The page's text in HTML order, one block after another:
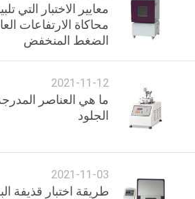
PRIVACY
POLICY
معايير الاختبار التي
محاكاة الارتفاعات
الضغط المنخفض
2021-11-12
ما هي العناصر
الجلود
2021-11-03
طريقة اختبار قذيفة